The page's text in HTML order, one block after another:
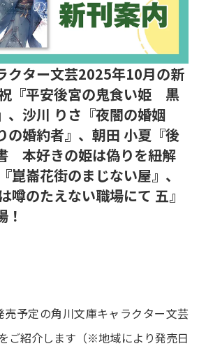
クター文芸2025年10月の新
『平安後宮の鬼食い姫 黒
、沙川 りさ『夜闇の婚姻
の婚約者』、朝田 小夏『後
本好きの姫は偽りを紐解
崑崙花街のまじない屋』、
噂のたえない職場にて 五』
売予定の角川文庫キャラクター文芸
ご紹介します（※地域により発売日